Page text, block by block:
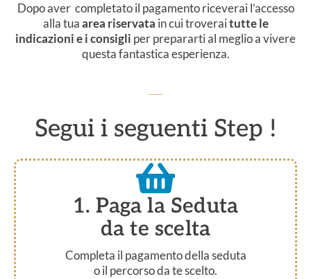
Dopo aver completato il pagamentoriceverai l’accesso
alla tuaarea riservata in cui troveraitutte le
indicazioni e i consigli per prepararti al meglio a vivere
questa fantastica esperienza.
Segui i seguenti Step !
1. Paga la Seduta
da te scelta
Completa il pagamento della seduta
o il percorso da te scelto.